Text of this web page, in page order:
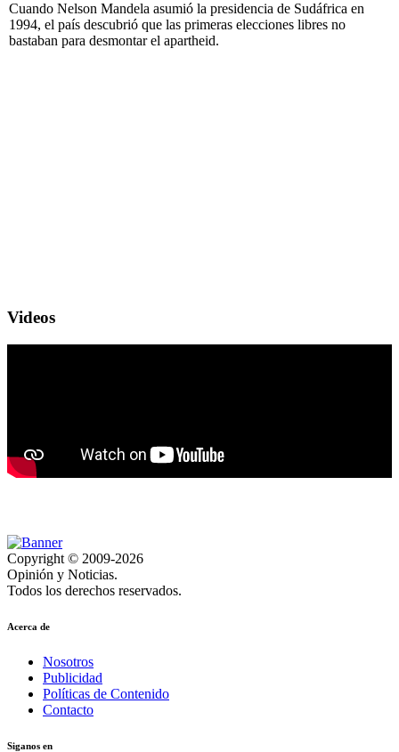
Cuando Nelson Mandela asumió la presidencia de Sudáfrica en
1994, el país descubrió que las primeras elecciones libres no
bastaban para desmontar el apartheid.
Videos
Copyright © 2009-2026
Opinión y Noticias.
Todos los derechos reservados.
Acerca de
Nosotros
Publicidad
Políticas de Contenido
Contacto
Siganos en